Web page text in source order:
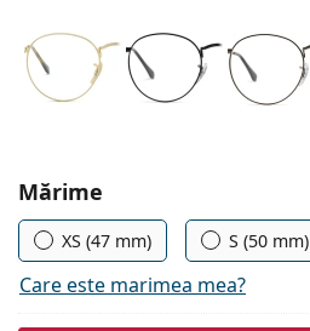
Alegeți parametrii
Mărime
XS (47 mm) S (50 mm)
Care este marimea mea?